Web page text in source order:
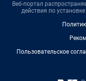
Веб-портал
действия по
Пользовательское